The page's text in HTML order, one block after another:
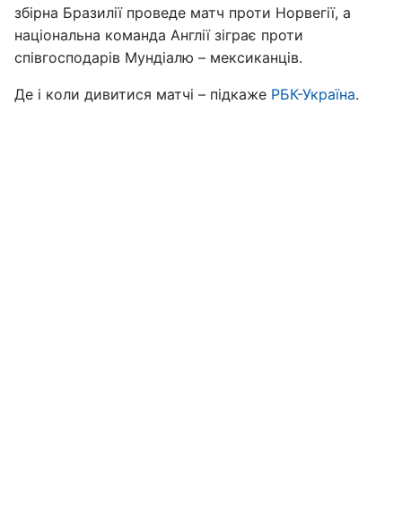
збірна Бразилії проведе матч проти Норвегії, а
національна команда Англії зіграє проти
співгосподарів Мундіалю – мексиканців.
Де і коли дивитися матчі – підкаже РБК-Україна.